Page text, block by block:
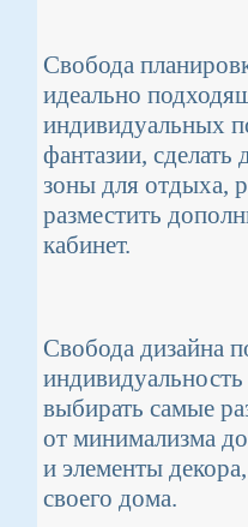
Свобода
идеально
индивидуальных
фантазии,
зоны для отдыха,
разместить
кабинет.
Свобода дизайна
выбирать самые
от минимализма
и элементы
своего дома.